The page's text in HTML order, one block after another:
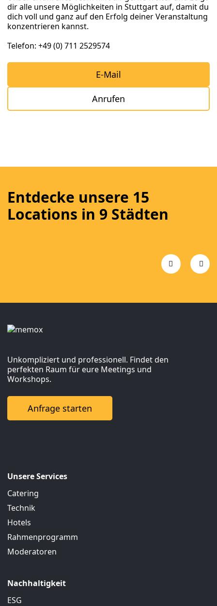
dir alle unsere Möglichkeiten in Stuttgart auf, damit du
dich voll und ganz auf den Erfolg deiner Veranstaltung
konzentrieren kannst.
Telefon: +49 (0) 711 2529574
E-Mail
Anrufen
Entdecke unsere 15
Locations in 9 Städten
Unkompliziert und professionell. Findet den
perfekten Raum für eure Meetings und
Workshops.
Anfrage starten
Unsere Services
Catering
Technik
Hotels
Rahmenprogramm
Moderatoren
Nachhaltigkeit
ESG